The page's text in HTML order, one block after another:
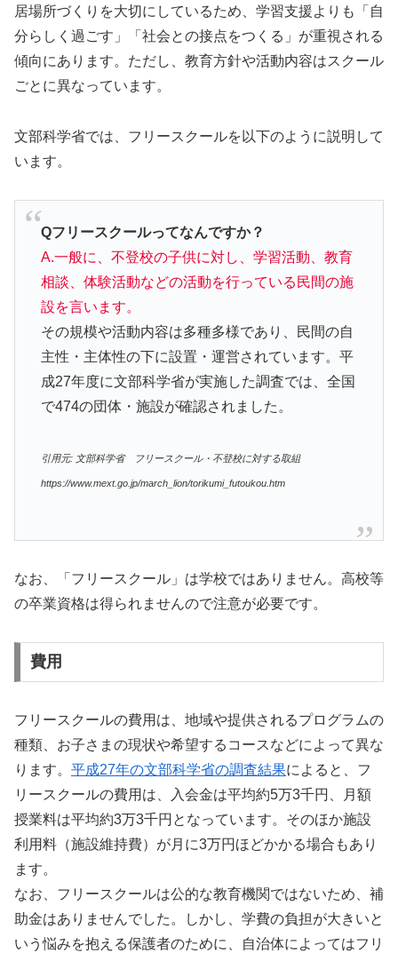
居場所づくりを大切にしているため、学習支援よりも「自
分らしく過ごす」「社会との接点をつくる」が重視される
傾向にあります。ただし、教育方針や活動内容はスクール
ごとに異なっています。
文部科学省では、フリースクールを以下のように説明して
います。
Qフリースクールってなんですか？
A.一般に、不登校の子供に対し、学習活動、教育
相談、体験活動などの活動を行っている民間の施
設を言います。
その規模や活動内容は多種多様であり、民間の自
主性・主体性の下に設置・運営されています。平
成27年度に文部科学省が実施した調査では、全国
で474の団体・施設が確認されました。
引用元: 文部科学省 フリースクール・不登校に対する取組
https://www.mext.go.jp/march_lion/torikumi_futoukou.htm
なお、「フリースクール」は学校ではありません。高校等
の卒業資格は得られませんので注意が必要です。
費用
フリースクールの費用は、地域や提供されるプログラムの
種類、お子さまの現状や希望するコースなどによって異な
ります。 平成27年の文部科学省の調査結果によると、フ
リースクールの費用は、入会金は平均約5万3千円、月額
授業料は平均約3万3千円となっています。そのほか施設
利用料（施設維持費）が月に3万円ほどかかる場合もあり
ます。
なお、フリースクールは公的な教育機関ではないため、補
助金はありませんでした。しかし、学費の負担が大きいと
いう悩みを抱える保護者のために、自治体によってはフリ